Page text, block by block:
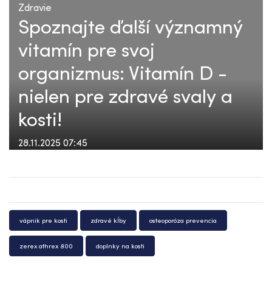
Zdravie
Spoznajte ďalší významný
vitamín pre svoj
organizmus: Vitamín D -
nielen pre zdravé svaly a
kosti!
28.11.2025 07:45
vápnik pre kosti zdravé kĺby osteoporóza prevencia
zerex athrex 800 doplnky na kosti